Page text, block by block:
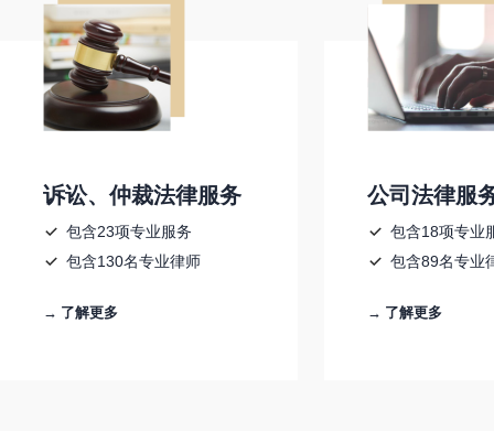
诉讼、仲裁法律服务
包含23项专业服务
包含130名专业律师
→ 了解更多
公司法律服
包含18项专业
包含89名专业
→ 了解更多